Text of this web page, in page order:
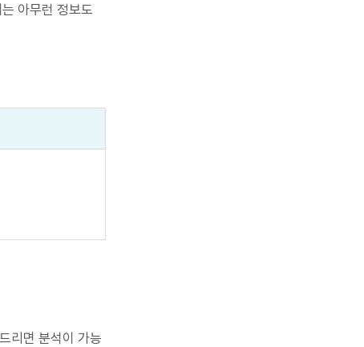
아무런 정보도
리면 분석이 가능